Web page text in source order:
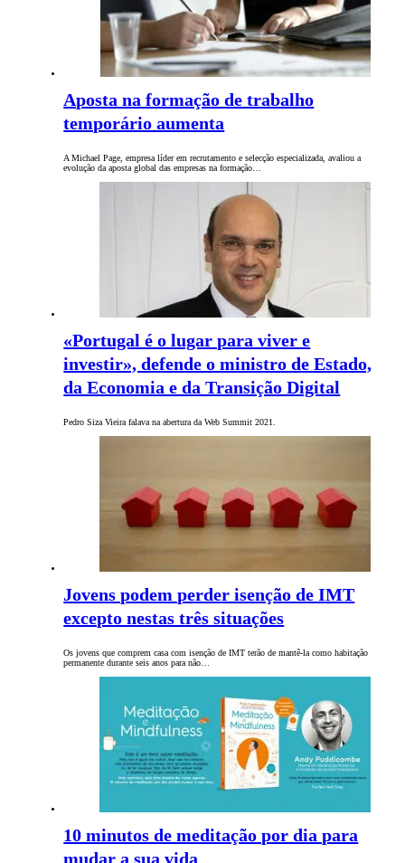
Aposta na formação de trabalho
temporário aumenta
A Michael Page, empresa líder em recrutamento e selecção especializada, avaliou a
evolução da aposta global das empresas na formação…
«Portugal é o lugar para viver e
investir», defende o ministro de Estado,
da Economia e da Transição Digital
Pedro Siza Vieira falava na abertura da Web Summit 2021.
Jovens podem perder isenção de IMT
excepto nestas três situações
Os jovens que comprem casa com isenção de IMT terão de mantê-la como habitação
permanente durante seis anos para não…
10 minutos de meditação por dia para
mudar a sua vida